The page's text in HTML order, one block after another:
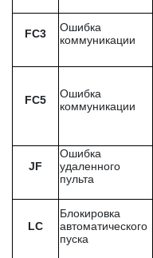
FС3
Ошибка
коммуникации
FС5
Ошибка
коммуникации
JF
Ошибка
удаленного
пульта
LC
Блокировка
автоматического
пуска